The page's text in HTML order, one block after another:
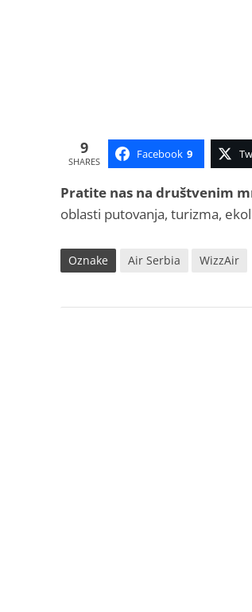
9
SHARES
Facebook 9
Pratite nas na društvenim
oblasti putovanja, turizma,
Oznake Air Serbia WizzAir